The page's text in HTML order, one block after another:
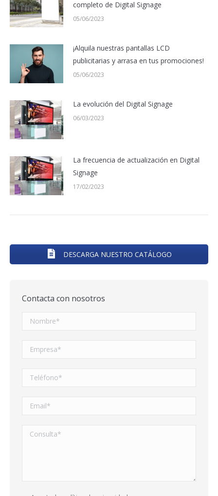
completo de Digital Signage
05/06/2023
¡Alquila nuestras pantallas LCD
publicitarias y arrasa en tus promociones!
05/06/2023
La evolución del Digital Signage
06/03/2023
La frecuencia de actualización en Digital
Signage
17/02/2023
DESCARGA NUESTRO CATÁLOGO
Contacta con nosotros